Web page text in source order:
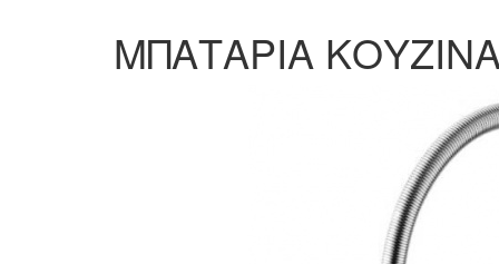
ΜΠΑΤΑΡΙΑ